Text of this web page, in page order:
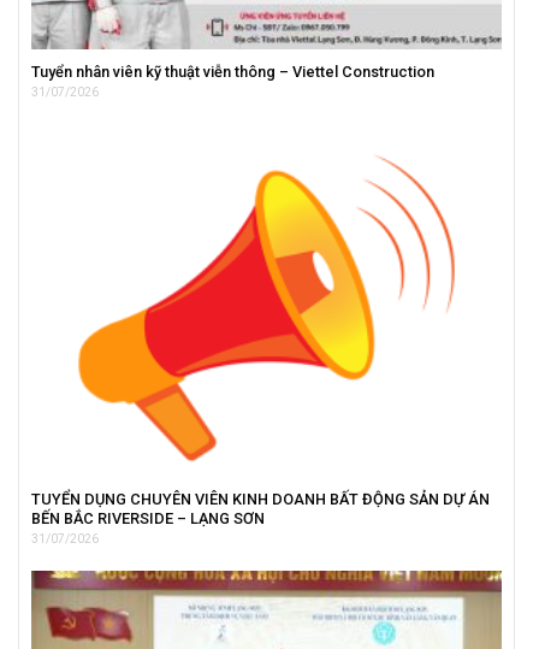
Tuyển nhân viên kỹ thuật viễn thông – Viettel Construction
31/07/2026
TUYỂN DỤNG CHUYÊN VIÊN KINH DOANH BẤT ĐỘNG SẢN DỰ ÁN
BẾN BẮC RIVERSIDE – LẠNG SƠN
31/07/2026